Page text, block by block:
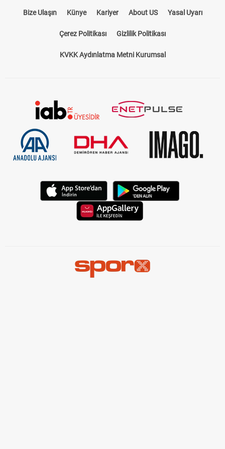
Bize Ulaşın Künye Kariyer About US Yasal Uyarı
Çerez Politikası Gizlilik Politikası
KVKK Aydınlatma Metni Kurumsal